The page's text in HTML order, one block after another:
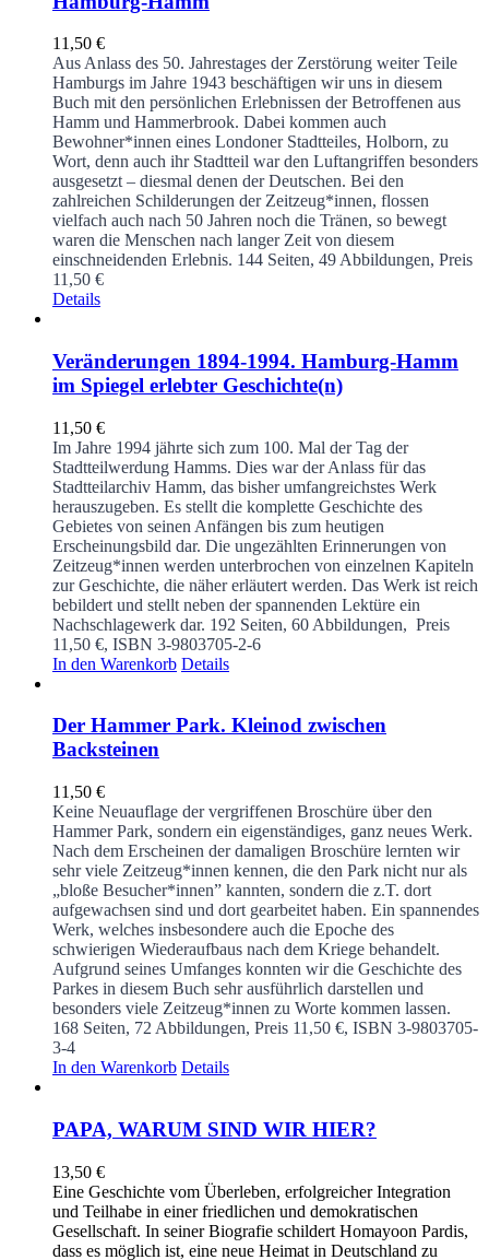
11,50 €
Aus Anlass des 50. Jahrestages der Zerstörung weiter Teile
Hamburgs im Jahre 1943 beschäftigen wir uns in diesem
Buch mit den persönlichen Erlebnissen der Betroffenen aus
Hamm und Hammerbrook. Dabei kommen auch
Bewohner*innen eines Londoner Stadtteiles, Holborn, zu
Wort, denn auch ihr Stadtteil war den Luftangriffen besonders
ausgesetzt – diesmal denen der Deutschen. Bei den
zahlreichen Schilderungen der Zeitzeug*innen, flossen
vielfach auch nach 50 Jahren noch die Tränen, so bewegt
waren die Menschen nach langer Zeit von diesem
einschneidenden Erlebnis. 144 Seiten, 49 Abbildungen, Preis
11,50 €
Details
Veränderungen 1894-1994. Hamburg-Hamm
im Spiegel erlebter Geschichte(n)
11,50 €
Im Jahre 1994 jährte sich zum 100. Mal der Tag der
Stadtteilwerdung Hamms. Dies war der Anlass für das
Stadtteilarchiv Hamm, das bisher umfangreichstes Werk
herauszugeben. Es stellt die komplette Geschichte des
Gebietes von seinen Anfängen bis zum heutigen
Erscheinungsbild dar. Die ungezählten Erinnerungen von
Zeitzeug*innen werden unterbrochen von einzelnen Kapiteln
zur Geschichte, die näher erläutert werden. Das Werk ist reich
bebildert und stellt neben der spannenden Lektüre ein
Nachschlagewerk dar. 192 Seiten, 60 Abbildungen, Preis
11,50 €, ISBN 3-9803705-2-6
In den Warenkorb Details
Der Hammer Park. Kleinod zwischen
Backsteinen
11,50 €
Keine Neuauflage der vergriffenen Broschüre über den
Hammer Park, sondern ein eigenständiges, ganz neues Werk.
Nach dem Erscheinen der damaligen Broschüre lernten wir
sehr viele Zeitzeug*innen kennen, die den Park nicht nur als
„bloße Besucher*innen” kannten, sondern die z.T. dort
aufgewachsen sind und dort gearbeitet haben. Ein spannendes
Werk, welches insbesondere auch die Epoche des
schwierigen Wiederaufbaus nach dem Kriege behandelt.
Aufgrund seines Umfanges konnten wir die Geschichte des
Parkes in diesem Buch sehr ausführlich darstellen und
besonders viele Zeitzeug*innen zu Worte kommen lassen.
168 Seiten, 72 Abbildungen, Preis 11,50 €, ISBN 3-9803705-
3-4
In den Warenkorb Details
PAPA, WARUM SIND WIR HIER?
13,50 €
Eine Geschichte vom Überleben, erfolgreicher Integration
und Teilhabe in einer friedlichen und demokratischen
Gesellschaft. In seiner Biografie schildert Homayoon Pardis,
dass es möglich ist, eine neue Heimat in Deutschland zu